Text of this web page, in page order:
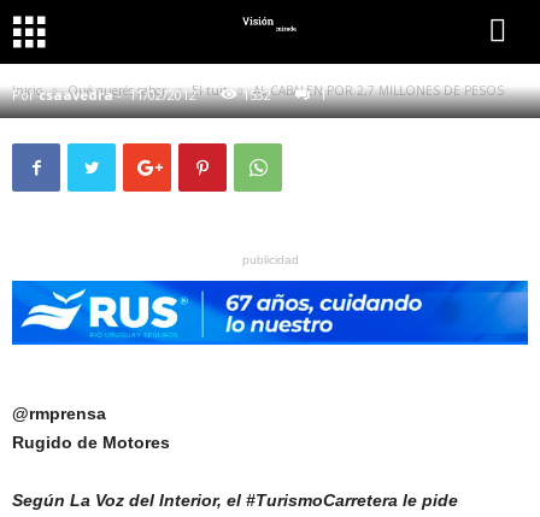
Inicio Qué querés saber El tuit AL CABALEN POR 2,7 MILLONES DE PESOS
QUÉ QUERÉS SABER
AL CABALEN POR 2,7 MILLONES DE PESOS
Por csaavedra- 11/02/2012 1532 1
publicidad
@rmprensa
Rugido de Motores
Según La Voz del Interior, el #TurismoCarretera le pide